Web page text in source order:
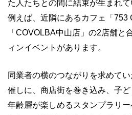
た人たちとの間に結束が生まれて
例えば、近隣にあるカフェ「753
「COVOLBA中山店」の2店舗と
ィンイベントがあります。
同業者の横のつながりを求めて
催しに、商店街を巻き込み、子
年齢層が楽しめるスタンプラリー